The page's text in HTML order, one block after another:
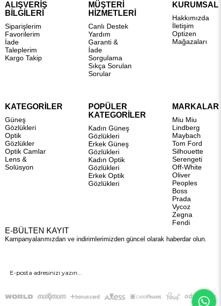
ALIŞVERİŞ
BİLGİLERİ
Siparişlerim
Favorilerim
İade
Taleplerim
Kargo Takip
MÜŞTERİ
HİZMETLERİ
Canlı Destek
Yardım
Garanti &
İade
Sorgulama
Sıkça Sorulan
Sorular
KURUMSAL
Hakkımızda
İletişim
Optizen
Mağazaları
KATEGORİLER
Güneş
Gözlükleri
Optik
Gözlükler
Optik Camlar
Lens &
Solüsyon
POPÜLER
KATEGORİLER
Kadın Güneş
Gözlükleri
Erkek Güneş
Gözlükleri
Kadın Optik
Gözlükleri
Erkek Optik
Gözlükleri
MARKALAR
Miu Miu
Lindberg
Maybach
Tom Ford
Silhouette
Serengeti
Off-White
Oliver
Peoples
Boss
Prada
Vycoz
Zegna
Fendi
E-BÜLTEN KAYIT
Kampanyalarımızdan ve indirimlerimizden güncel olarak haberdar olun.
GÖNDER